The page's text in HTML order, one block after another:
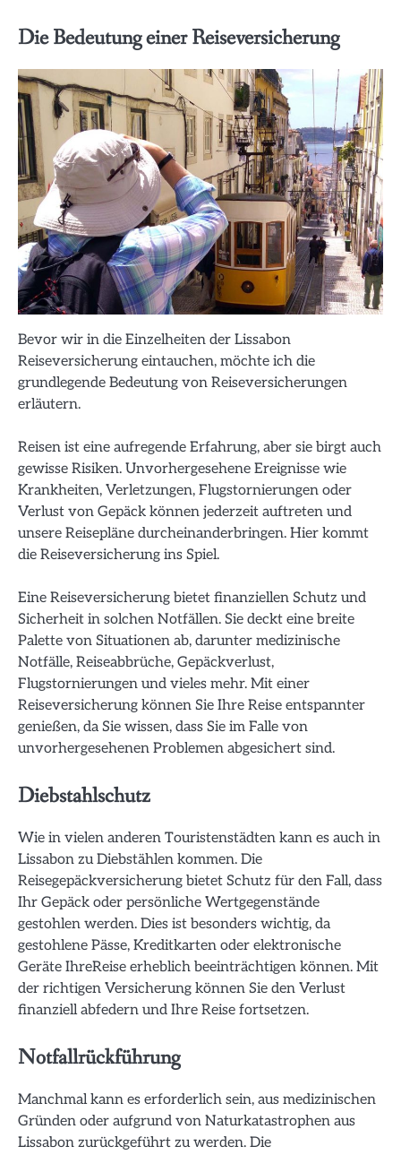
Die Bedeutung einer Reiseversicherung
Bevor wir in die Einzelheiten der Lissabon
Reiseversicherung eintauchen, möchte ich die
grundlegende Bedeutung von Reiseversicherungen
erläutern.
Reisen ist eine aufregende Erfahrung, aber sie birgt auch
gewisse Risiken. Unvorhergesehene Ereignisse wie
Krankheiten, Verletzungen, Flugstornierungen oder
Verlust von Gepäck können jederzeit auftreten und
unsere Reisepläne durcheinanderbringen. Hier kommt
die Reiseversicherung ins Spiel.
Eine Reiseversicherung bietet finanziellen Schutz und
Sicherheit in solchen Notfällen. Sie deckt eine breite
Palette von Situationen ab, darunter medizinische
Notfälle, Reiseabbrüche, Gepäckverlust,
Flugstornierungen und vieles mehr. Mit einer
Reiseversicherung können Sie Ihre Reise entspannter
genießen, da Sie wissen, dass Sie im Falle von
unvorhergesehenen Problemen abgesichert sind.
Diebstahlschutz
Wie in vielen anderen Touristenstädten kann es auch in
Lissabon zu Diebstählen kommen. Die
Reisegepäckversicherung bietet Schutz für den Fall, dass
Ihr Gepäck oder persönliche Wertgegenstände
gestohlen werden. Dies ist besonders wichtig, da
gestohlene Pässe, Kreditkarten oder elektronische
Geräte IhreReise erheblich beeinträchtigen können. Mit
der richtigen Versicherung können Sie den Verlust
finanziell abfedern und Ihre Reise fortsetzen.
Notfallrückführung
Manchmal kann es erforderlich sein, aus medizinischen
Gründen oder aufgrund von Naturkatastrophen aus
Lissabon zurückgeführt zu werden. Die